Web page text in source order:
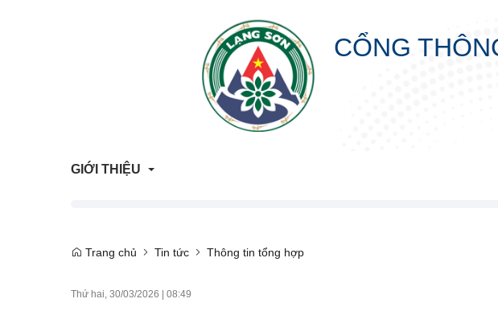
CỔNG
GIỚI THIỆU
Trang chủ Tin tức Thông tin tổng hợp
Thứ hai, 30/03/2026 | 08:49